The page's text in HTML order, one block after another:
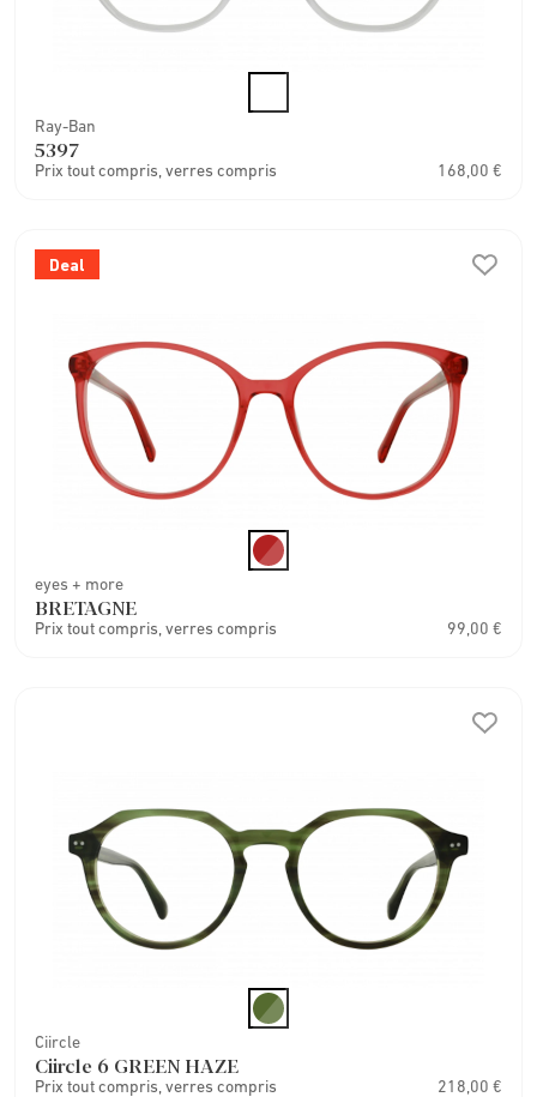
Ray-Ban
5397
Prix tout compris, verres compris 168,00 €
Deal
eyes + more
BRETAGNE
Prix tout compris, verres compris 99,00 €
Ciircle
Ciircle 6 GREEN HAZE
Prix tout compris, verres compris 218,00 €